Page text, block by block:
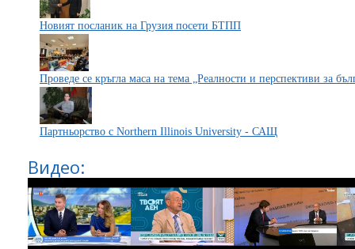
Новият посланик на Грузия посети БТПП
Проведе се кръгла маса на тема „Реалности и перспективи за
Партньорство с Northern Illinois University - САЩ
Видео: